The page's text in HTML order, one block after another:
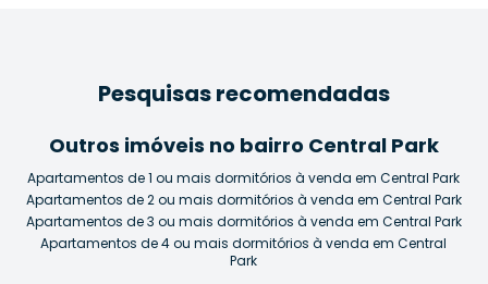
Pesquisas recomendadas
Outros imóveis no bairro Central Park
Apartamentos de 1 ou mais dormitórios à venda em Central Park
Apartamentos de 2 ou mais dormitórios à venda em Central Park
Apartamentos de 3 ou mais dormitórios à venda em Central Park
Apartamentos de 4 ou mais dormitórios à venda em Central
Park